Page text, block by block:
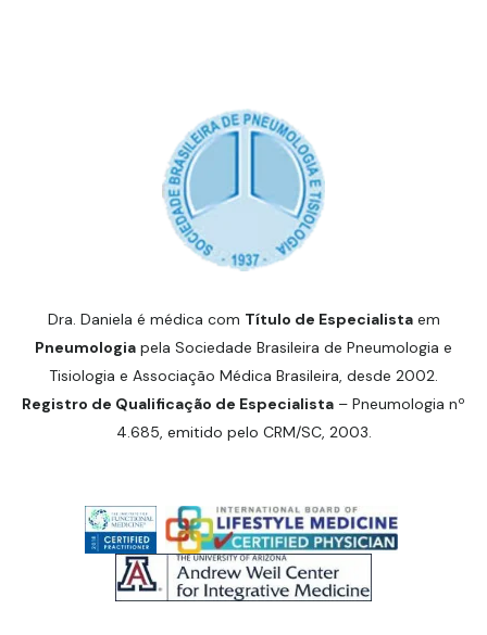
Dra. Daniela é médica com Título de Especialistaem
Pneumologia pela Sociedade Brasileira de Pneumologia e
Tisiologia e Associação Médica Brasileira, desde 2002.
Registro de Qualificação de Especialista – Pneumologia nº
4.685, emitido pelo CRM/SC, 2003.